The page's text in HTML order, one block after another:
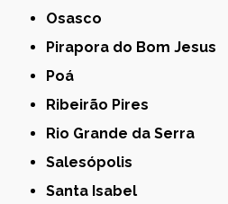
Osasco
Pirapora do Bom Jesus
Poá
Ribeirão Pires
Rio Grande da Serra
Salesópolis
Santa Isabel